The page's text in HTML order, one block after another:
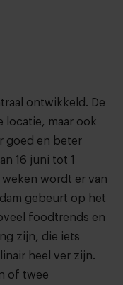
ontwikkeld. De
locatie, maar ook
goed en beter
16 juni tot 1
wordt er van
gebeurt op het
foodtrends en
zijn, die iets
heel ver zijn.
of twee